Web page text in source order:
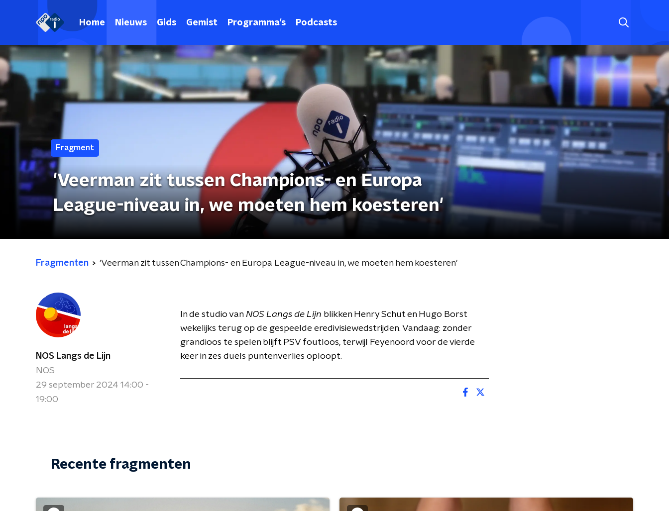
Home Nieuws Gids Gemist Programma's Podcasts
Fragment
'Veerman zit tussen Champions- en Europa
League-niveau in, we moeten hem koesteren'
Fragmenten 'Veerman zit tussen Champions- en Europa League-niveau in, we moeten hem koesteren'
NOS Langs de Lijn
NOS
29 september 2024 14:00 -
19:00
In de studio van NOS Langs de Lijn blikken Henry Schut en Hugo Borst
wekelijks terug op de gespeelde eredivisiewedstrijden. Vandaag: zonder
grandioos te spelen blijft PSV foutloos, terwijl Feyenoord voor de vierde
keer in zes duels puntenverlies oploopt.
Recente fragmenten